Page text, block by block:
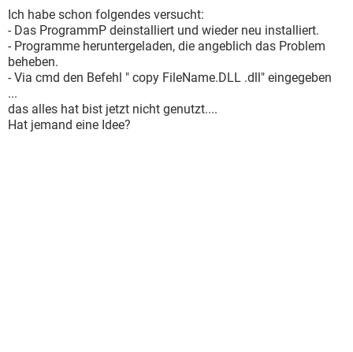
Ich habe schon folgendes versucht:
- Das ProgrammP deinstalliert und wieder neu installiert.
- Programme heruntergeladen, die angeblich das Problem
beheben.
- Via cmd den Befehl " copy FileName.DLL .dll" eingegeben
...
das alles hat bist jetzt nicht genutzt....
Hat jemand eine Idee?